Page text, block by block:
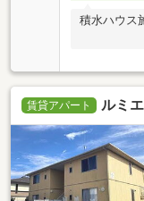
積水ハウス
賃貸アパート ルミ